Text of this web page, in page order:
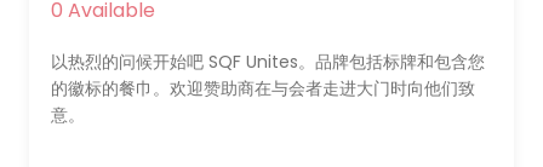
0 Available
以热烈的问候开始吧 SQF Unites。品牌包括标牌和包含您
的徽标的餐巾。欢迎赞助商在与会者走进大门时向他们致
意。